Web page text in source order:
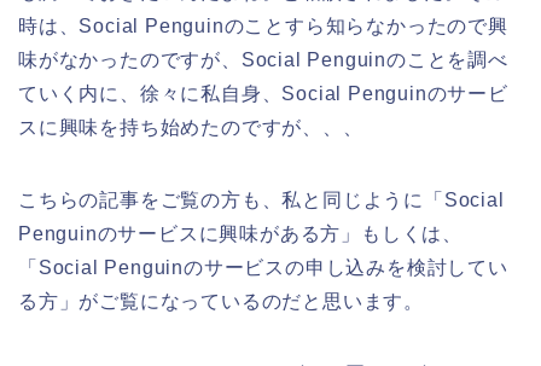
時は、Social Penguinのことすら知らなかったので興
味がなかったのですが、Social Penguinのことを調べ
ていく内に、徐々に私自身、Social Penguinのサービ
スに興味を持ち始めたのですが、、、
こちらの記事をご覧の方も、私と同じように「Social
Penguinのサービスに興味がある方」もしくは、
「Social Penguinのサービスの申し込みを検討してい
る方」がご覧になっているのだと思います。